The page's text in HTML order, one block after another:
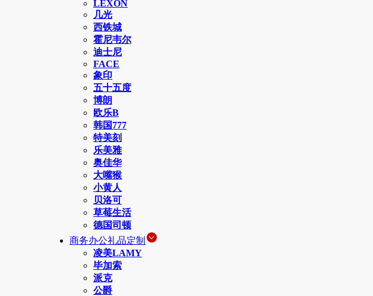
LEXON
几光
西铁城
霍尼韦尔
迪士尼
FACE
象印
五十五度
博朗
欧乐B
韩国777
特美刻
乐美雅
奥佳华
大嘴猴
小黄人
贝洛可
草莓生活
德国司顿
商务办公礼品定制
凌美LAMY
毕加索
派克
公爵